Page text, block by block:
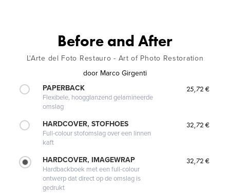
Before and After
L'Arte del Foto Restauro - Art of Photo Restoration
door Marco Girgenti
PAPERBACK
Flexibele, hoogglanzend gelamineerde
omslag
25,72 €
HARDCOVER, STOFHOES
Full-colour stofomslag over een linnen
kaft
32,72 €
HARDCOVER, IMAGEWRAP
Hardbackboek met een full-colour
ontwerp dat direct op de omslag is
gedrukt
32,72 €